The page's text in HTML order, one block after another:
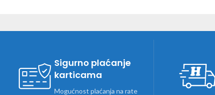
Sigurno plaćanje
karticama
Mogućnost plaćanja na rate